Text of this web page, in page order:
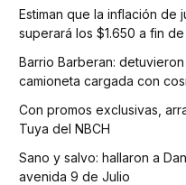
Estiman que la inflación
superará los $1.650 a fin
Barrio Barberan:
camioneta cargada con
Con promos exclusivas,
Tuya del NBCH
Sano y salvo: hallaron a
avenida 9 de Julio